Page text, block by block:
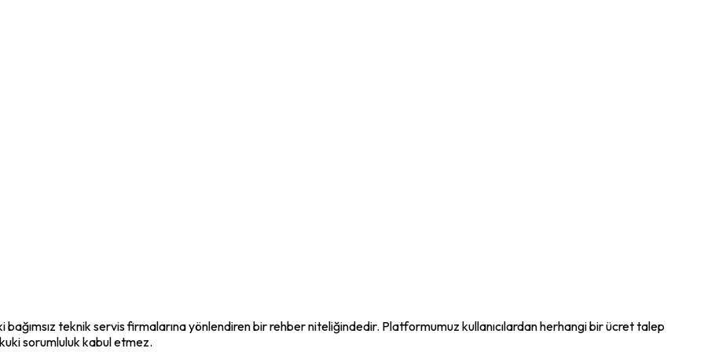
teknik servis firmalarına yönlendiren bir rehber niteliğindedir. Platformumuz kullanıcılardan herhangi bir ücret talep
sorumluluk kabul etmez.